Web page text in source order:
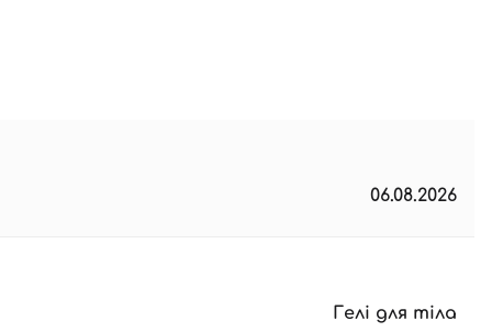
06.08.2026
Гелі для тіла